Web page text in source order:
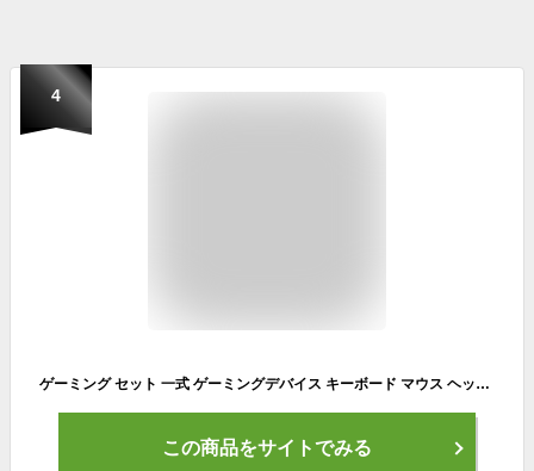
4
ゲーミング セット 一式 ゲーミングデバイス キーボード マウス ヘッドセット マウスパッド GH-GMSETA ヘッドフォン ヘッドホン パッド PS5 ゲーミングマウス パソコン PC PR01 クリスマス2025 グリーンハウス
この商品をサイトでみる